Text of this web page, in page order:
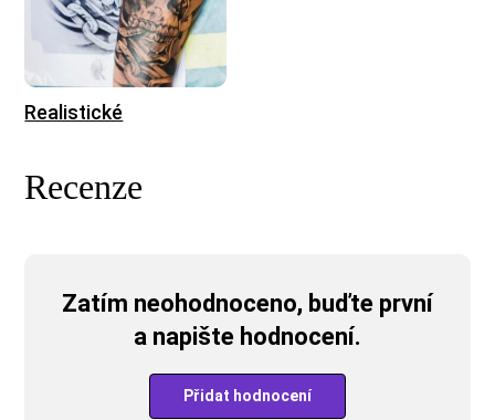
Realistické
Recenze
Zatím neohodnoceno, buďte první
a napište hodnocení.
Přidat hodnocení